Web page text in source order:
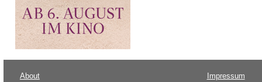
About Impressum